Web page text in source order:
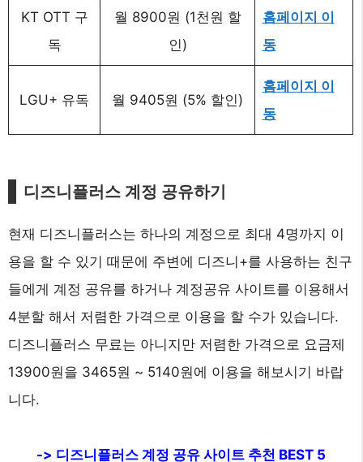
KT OTT 구
독
월 8900원 (1천원 할
인)
홈페이지 이
동
LGU+ 유독 월 9405원 (5% 할인)
홈페이지 이
동
디즈니플러스 계정 공유하기
현재 디즈니플러스는 하나의 계정으로 최대 4명까지 이
용을 할 수 있기 때문에 주변에 디즈니+를 사용하는 친구
들에게 계정 공유를 하거나 계정공유 사이트를 이용해서
4분할 해서 저렴한 가격으로 이용을 할 수가 있습니다.
디즈니플러스 무료는 아니지만 저렴한 가격으로 요금제
13900원을 3465원 ~ 5140원에 이용을 해보시기 바랍
니다.
-> 디즈니플러스 계정 공유 사이트 추천 BEST 5